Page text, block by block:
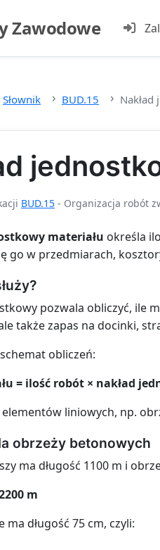
Zawodowe
Słownik BUD.15 Nakład
BUD.15 - Organizacja robót
materiału określa
go w przedmiarach,
pozwala obliczyć, ile
także zapas na docinki,
obliczeń:
= ilość robót × nakład
liniowych, np.
obrzeży betonowych
ma długość 1100 m i
m
ma długość 75 cm, czyli: